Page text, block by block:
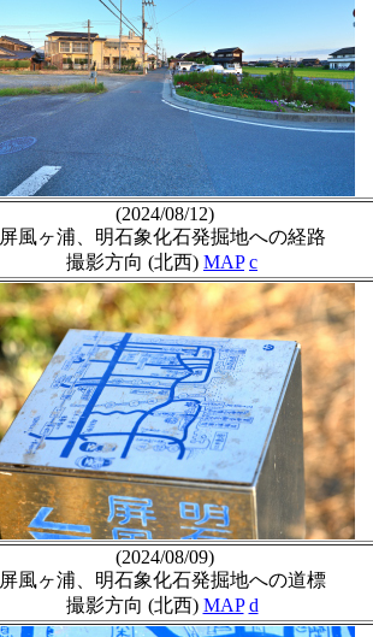
(2024/08/12)
屏風ヶ浦、明石象化石発掘地への経路
撮影方向 (北西) MAP c
(2024/08/09)
屏風ヶ浦、明石象化石発掘地への道標
撮影方向 (北西) MAP d